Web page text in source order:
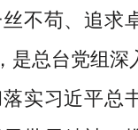
不苟、追求
是总台党组深
实习近平总